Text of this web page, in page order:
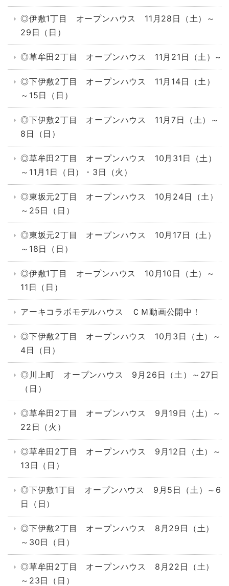
◎伊敷1丁目 オープンハウス 11月28日（土）～
29日（日）
◎草牟田2丁目 オープンハウス 11月21日（土）~
◎下伊敷2丁目 オープンハウス 11月14日（土）
～15日（日）
◎下伊敷2丁目 オープンハウス 11月7日（土）～
8日（日）
◎草牟田2丁目 オープンハウス 10月31日（土）
～11月1日（日）・3日（火）
◎東坂元2丁目 オープンハウス 10月24日（土）
～25日（日）
◎東坂元2丁目 オープンハウス 10月17日（土）
～18日（日）
◎伊敷1丁目 オープンハウス 10月10日（土）～
11日（日）
アーキコラボモデルハウス ＣＭ動画公開中！
◎下伊敷2丁目 オープンハウス 10月3日（土）～
4日（日）
◎川上町 オープンハウス 9月26日（土）～27日
（日）
◎草牟田2丁目 オープンハウス 9月19日（土）～
22日（火）
◎草牟田2丁目 オープンハウス 9月12日（土）～
13日（日）
◎下伊敷1丁目 オープンハウス 9月5日（土）～6
日（日）
◎下伊敷2丁目 オープンハウス 8月29日（土）
～30日（日）
◎草牟田2丁目 オープンハウス 8月22日（土）
～23日（日）